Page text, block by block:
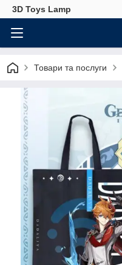
3D Toys Lamp
Товари та послуги